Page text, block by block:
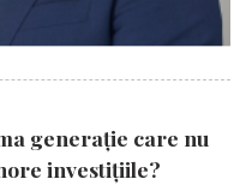
generație care nu
investițiile?